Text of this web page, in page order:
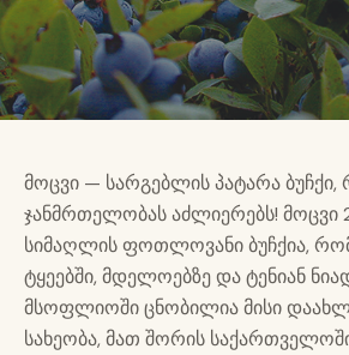
მოცვი — სარგებლის პატარა
ჯანმრთელობას აძლიერებს! მოცვი
სიმაღლის ფოთლოვანი ბუჩქია,
ტყეებში, მდელოებზე და ტენიან
მსოფლიოში ცნობილია მისი
სახეობა, მათ შორის